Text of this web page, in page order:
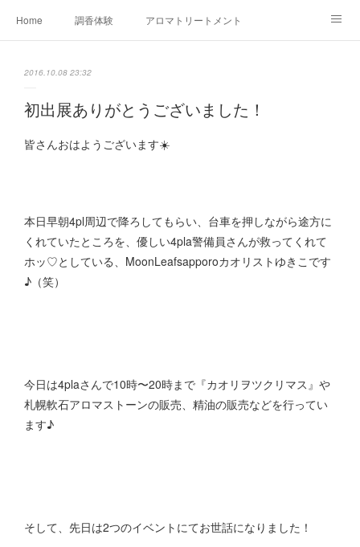
Home 調香体験 アロマトリートメントMenu
Ameblo
2016.10.08 23:32
初出展ありがとうございました！
皆さんおはようございます☀️
本日早朝4pl周辺で降ろしてもらい、台車を押しながら途方に
くれていたところを、優しい4pla警備員さんが救ってくれて
ホッ♡としている、MoonLeafsapporoカオリストゆきこです
♪（笑）
今日は4plaさんで10時〜20時まで『カオリヲツクリマス』や
札幌軟石アロマストーンの販売、精油の販売などを行ってい
ます♪
そして、先日は2つのイベントにてお世話になりました！